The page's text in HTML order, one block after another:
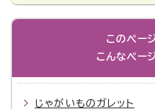
このペー
こんなペー
じゃがいものガレット